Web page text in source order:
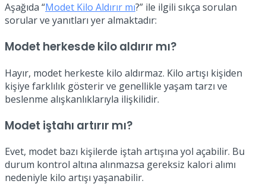
Aşağıda “Modet Kilo Aldırır mı?” ile ilgili sıkça sorulan
sorular ve yanıtları yer almaktadır:
Modet herkesde kilo aldırır mı?
Hayır, modet herkeste kilo aldırmaz. Kilo artışı kişiden
kişiye farklılık gösterir ve genellikle yaşam tarzı ve
beslenme alışkanlıklarıyla ilişkilidir.
Modet iştahı artırır mı?
Evet, modet bazı kişilerde iştah artışına yol açabilir. Bu
durum kontrol altına alınmazsa gereksiz kalori alımı
nedeniyle kilo artışı yaşanabilir.